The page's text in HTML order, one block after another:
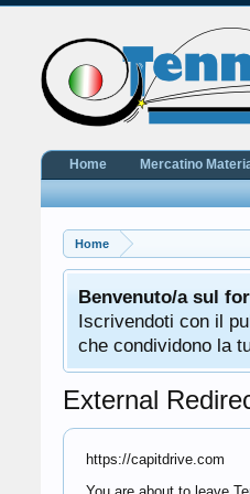
Home
Benvenuto/a sul
Iscrivendoti con il
che condividono la
External
https://capitdrive.com
Home Mercatino